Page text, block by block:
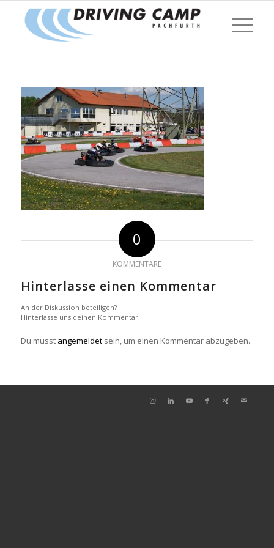
0
KOMMENTARE
Hinterlasse einen Kommentar
An der Diskussion beteiligen?
Hinterlasse uns deinen Kommentar!
Du musst angemeldetsein, um einen Kommentar abzugeben.